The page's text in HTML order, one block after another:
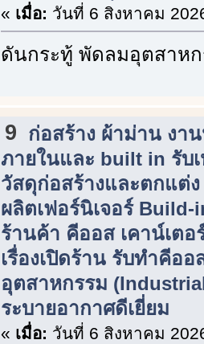
« เมื่อ: วันที่ 6 สิงหาคม
ดันกระทู้ พัดลมอุตสาห
9 ก่อสร้าง ผ้าม่าน งา
ภายในและ built in รับ
วัสดุก่อสร้างและตกแต่
ผลิตเฟอร์นิเจอร์
ร้านค้า คีออส เคาน์เตอ
เรื่องเปิดร้าน รับทำคีออ
อุตสาหกรรม
ระบายอากาศดีเยี่ยม
« เมื่อ: วันที่ 6 สิงหาคม